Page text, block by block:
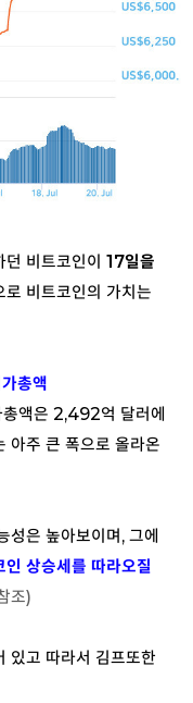
비트코인이 17일을
로 비트코인의 가치는
총액
액은 2,492억 달러에
아주 큰 폭으로 올라온
성은 높아보이며, 그에
상승세를 따라오질
조)
있고 따라서 김프또한